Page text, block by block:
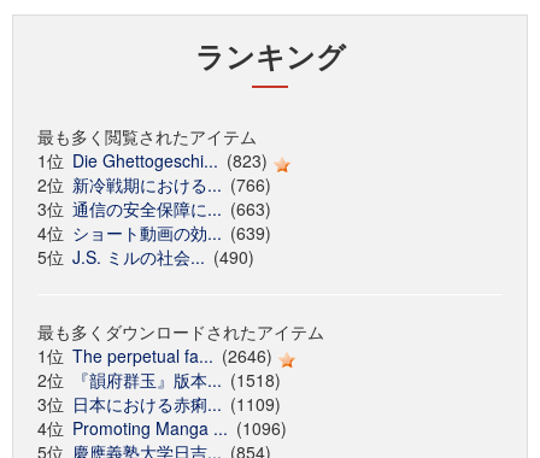
ランキング
最も多く閲覧されたアイテム
1位 Die Ghettogeschi... (823)
2位 新冷戦期における... (766)
3位 通信の安全保障に... (663)
4位 ショート動画の効... (639)
5位 J.S. ミルの社会... (490)
最も多くダウンロードされたアイテム
1位 The perpetual fa... (2646)
2位
『韻府群玉』版本... (1518)
3位 日本における赤痢... (1109)
4位 Promoting Manga ... (1096)
5位 慶應義塾大学日吉... (854)